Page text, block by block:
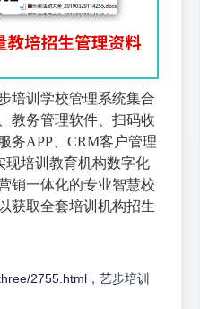
培训学校管理系统集合
教务管理软件、扫码收
务APP、CRM客户管理
现培训教育机构数字化
销一体化的专业智慧校
获取全套培训机构招生
2755.html ，艺步培训